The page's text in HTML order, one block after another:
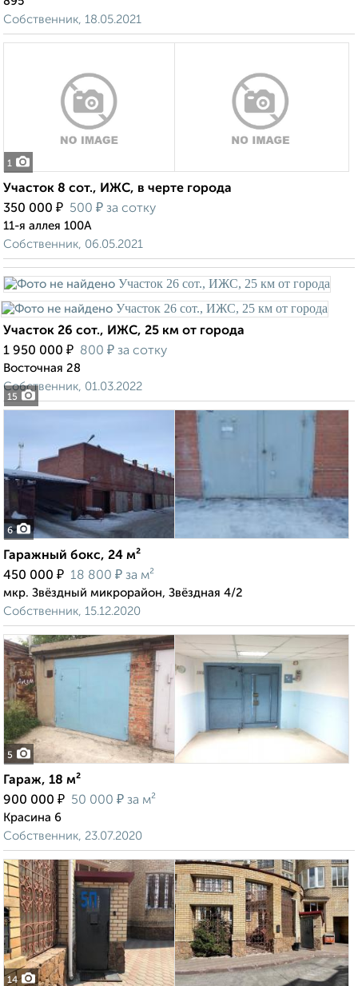
Собственник, 18.05.2021
1
Участок 8 сот., ИЖС, в черте города
350 000 ₽ 500 ₽ за сотку
11-я аллея 100А
Собственник, 06.05.2021
15
Участок 26 сот., ИЖС, 25 км от города
1 950 000 ₽ 800 ₽ за сотку
Восточная 28
Собственник, 01.03.2022
6
Гаражный бокс, 24 м²
450 000 ₽ 18 800 ₽ за м²
мкр. Звёздный микрорайон, Звёздная 4/2
Собственник, 15.12.2020
5
Гараж, 18 м²
900 000 ₽ 50 000 ₽ за м²
Красина 6
Собственник, 23.07.2020
14